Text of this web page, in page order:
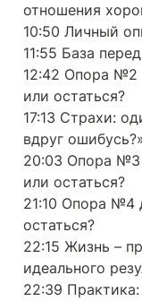
отношения
10:50 Личный
11:55 База
12:42 Опора №2
или остаться?
17:13 Страхи:
вдруг
20:03 Опора №3
или остаться?
21:10 Опора №4
остаться?
22:15 Жизнь –
идеального
22:39